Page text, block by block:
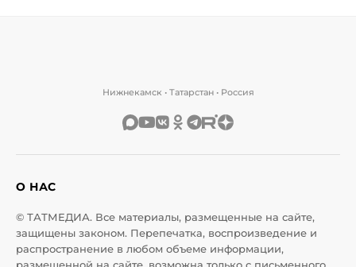
Нижнекамск • Татарстан • Россия
О НАС
© ТАТМЕДИА. Все материалы, размещенные на сайте,
защищены законом. Перепечатка, воспроизведение и
распространение в любом объеме информации,